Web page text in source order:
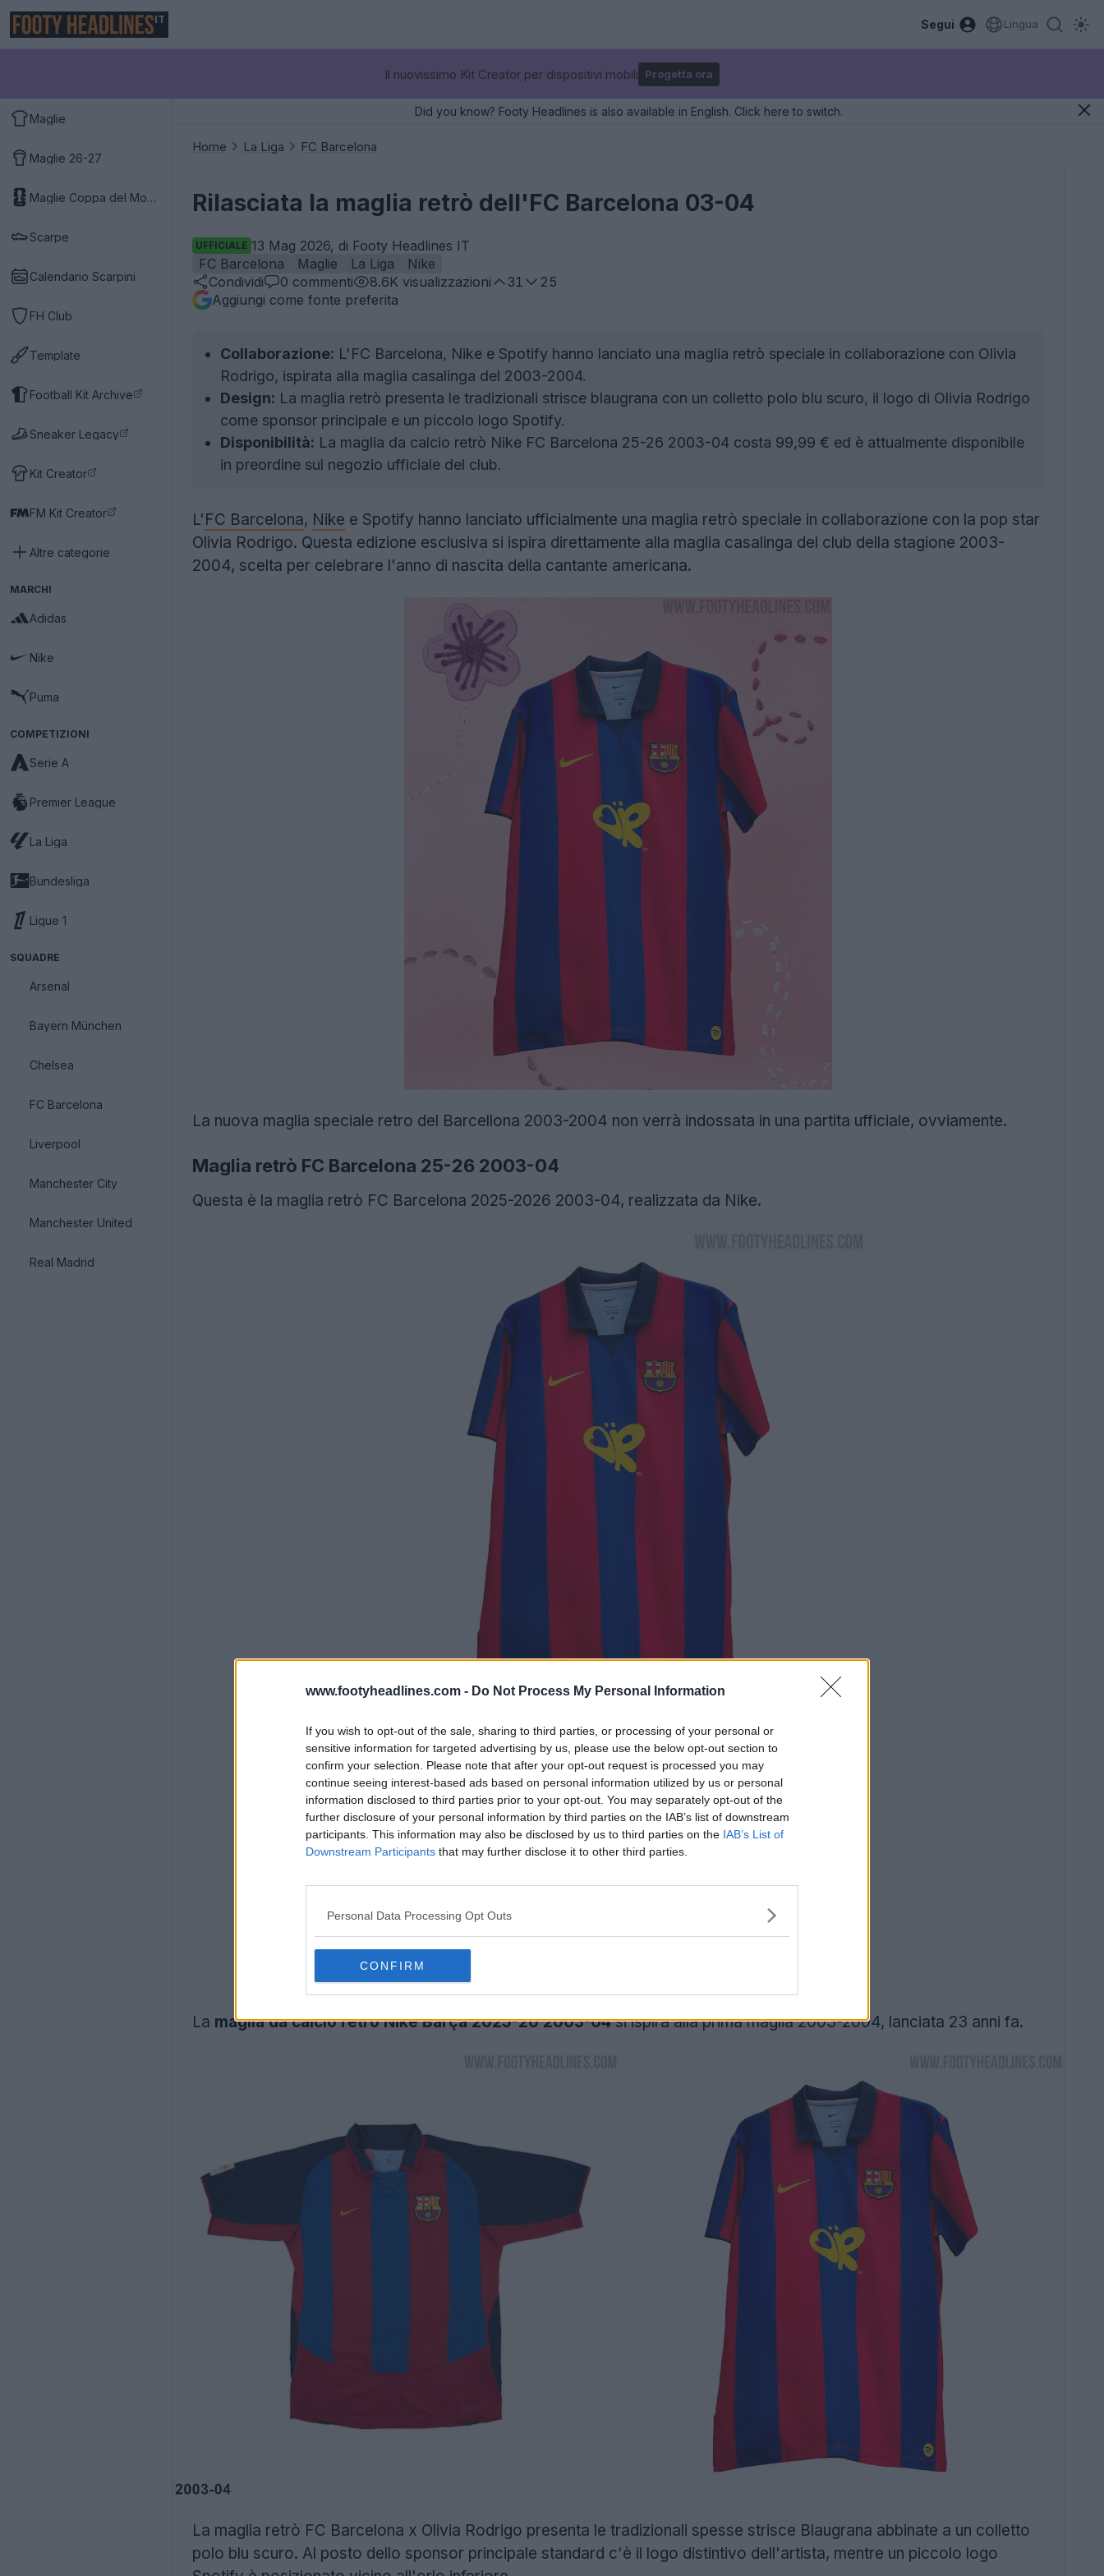
www.footyheadlines.com - Do Not Process My Personal Information
If you wish to opt-out of the sale, sharing to third parties, or processing of your personal or
sensitive information for targeted advertising by us, please use the below opt-out section to
confirm your selection. Please note that after your opt-out request is processed you may
continue seeing interest-based ads based on personal information utilized by us or personal
information disclosed to third parties prior to your opt-out. You may separately opt-out of the
further disclosure of your personal information by third parties on the IAB’s list of downstream
participants. This information may also be disclosed by us to third parties on the IAB’s List of
Downstream Participants that may further disclose it to other third parties.
Personal Data Processing Opt Outs
CONFIRM
IT Segui Lingua
Il nuovissimo Kit Creator per dispositivi mobili Progetta ora
Maglie
Maglie 26-27
Maglie Coppa del Mondo 2026
Scarpe
Calendario Scarpini
FH Club
Template
Football Kit Archive
Sneaker Legacy
Kit Creator
FM Kit Creator
Altre categorie
MARCHI
Adidas
Nike
Puma
COMPETIZIONI
Serie A
Premier League
La Liga
Bundesliga
Ligue 1
SQUADRE
Arsenal
Bayern München
Chelsea
FC Barcelona
Liverpool
Manchester City
Manchester United
Real Madrid
Did you know? Footy Headlines is also available in English. Click here to switch.
Home La Liga FC Barcelona
Rilasciata la maglia retrò dell'FC Barcelona 03-04
UFFICIALE 13 Mag 2026, di Footy Headlines IT
FC Barcelona
Maglie La Liga
Nike
Condividi
0 commenti 8.6K visualizzazioni 31
25
Aggiungi come fonte preferita
Collaborazione: L'FC Barcelona, Nike e Spotify hanno lanciato una maglia retrò speciale in collaborazione con Olivia
Rodrigo, ispirata alla maglia casalinga del 2003-2004.
Design: La maglia retrò presenta le tradizionali strisce blaugrana con un colletto polo blu scuro, il logo di Olivia Rodrigo
come sponsor principale e un piccolo logo Spotify.
Disponibilità: La maglia da calcio retrò Nike FC Barcelona 25-26 2003-04 costa 99,99 € ed è attualmente disponibile
in preordine sul negozio ufficiale del club.
L'FC Barcelona, Nike e Spotify hanno lanciato ufficialmente una maglia retrò speciale in collaborazione con la pop star
Olivia Rodrigo. Questa edizione esclusiva si ispira direttamente alla maglia casalinga del club della stagione 2003-
2004, scelta per celebrare l'anno di nascita della cantante americana.
La nuova maglia speciale retro del Barcellona 2003-2004 non verrà indossata in una partita ufficiale, ovviamente.
Maglia retrò FC Barcelona 25-26 2003-04
Questa è la maglia retrò FC Barcelona 2025-2026 2003-04, realizzata da Nike.
La maglia da calcio retrò Nike Barça 2025-26 2003-04si ispira alla prima maglia 2003-2004, lanciata 23 anni fa.
La maglia retrò FC Barcelona x Olivia Rodrigo presenta le tradizionali spesse strisce Blaugrana abbinate a un colletto
polo blu scuro. Al posto dello sponsor principale standard c'è il logo distintivo dell'artista, mentre un piccolo logo